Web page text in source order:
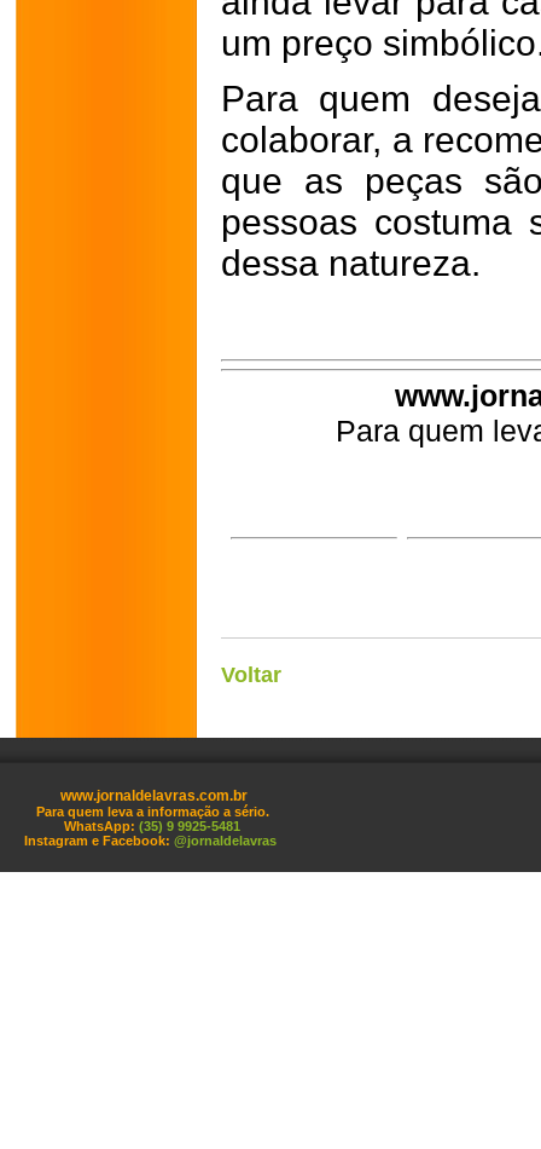
um preço
Para quem
colaborar, a
que as peças
pessoas costuma
dessa natureza.
Para quem
Voltar
www.jornaldelavras.com.br
Para quem leva a informação a sério.
WhatsApp: (35) 9 9925-5481
Instagram e Facebook: @jornaldelavras